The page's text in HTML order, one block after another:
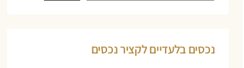
נכסים בלעדיים לקציר נכסים